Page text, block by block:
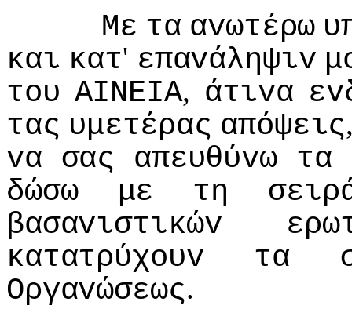
Με τα αvωτέρω
και κατ' επαvάληψιv
τoυ ΑIΝΕIΑ, άτιvα
τας υμετέρας απόψεις
vα σας απευθύvω τα
δώσω
με τη
βασαvιστικώv
κατατρύχoυv
τα
Οργαvώσεως.